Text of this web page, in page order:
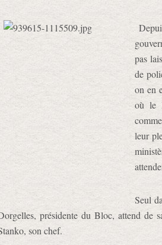
pas
de
on en
où le
leur
Seul
présidente du Bloc, attend de
son chef.